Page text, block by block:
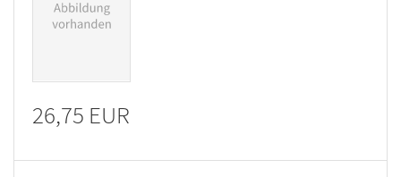
26,75 EUR